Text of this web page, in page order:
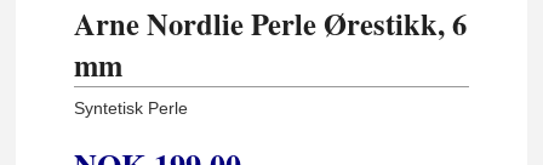
Arne Nordlie Perle Ørestikk, 6
mm
Syntetisk Perle